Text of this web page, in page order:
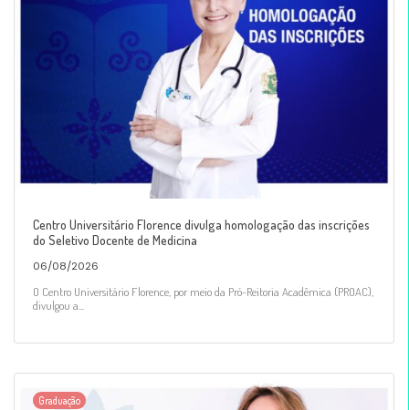
Centro Universitário Florence divulga homologação das inscrições
do Seletivo Docente de Medicina
06/08/2026
O Centro Universitário Florence, por meio da Pró-Reitoria Acadêmica (PROAC),
divulgou a...
Graduação